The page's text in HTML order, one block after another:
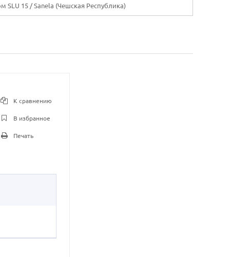
SLU 15 / Sanela (Чешская Республика)
К сравнению
В избранное
Печать